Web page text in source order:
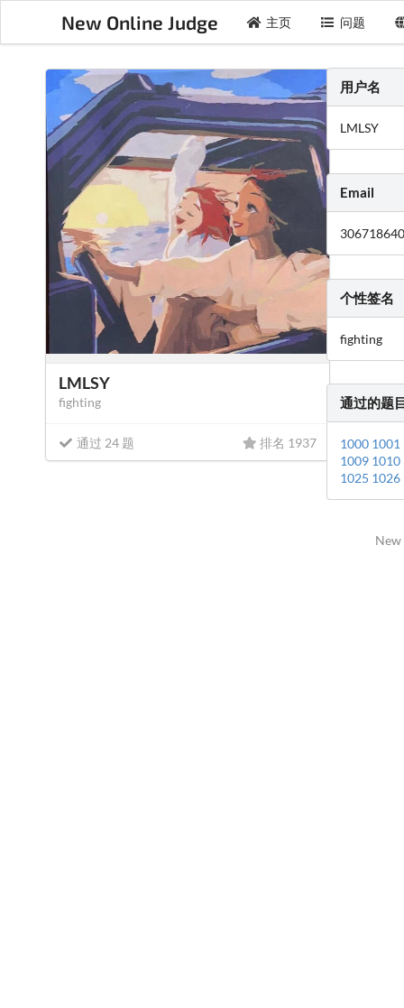
New Online Judge 主页 问题
LMLSY
fighting
通过 24 题 排名 1937
用户名
LMLSY
Email
个性签名
fighting
通过的题
1000 1001
1009 1010
1025 1026